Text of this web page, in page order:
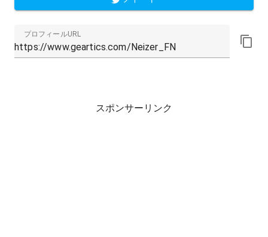
プロフィールURL
スポンサーリンク